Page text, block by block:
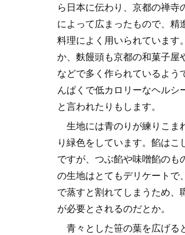
ら日本に伝わり、京都の禅寺
によって広まったもので、精
料理によく用いられています
か、麩饅頭も京都の和菓子屋
などで多く作られているよう
んぱくで低カロリーなヘルシ
と言われたりもします。
生地には青のりが練りこま
り緑色をしています。餡はこ
ですが、つぶ餡や味噌餡のも
の生地はとてもデリケートで
で蒸すと割れてしまうため、
が必要とされるのだとか。
青々とした笹の葉を広げる